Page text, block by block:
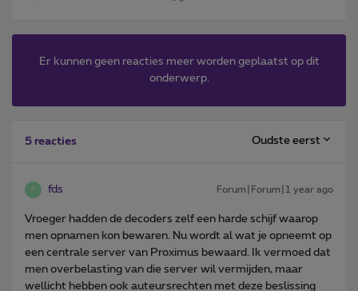
Er kunnen geen reacties meer worden geplaatst op dit
onderwerp.
5 reacties Oudste eerst
F fds Forum|Forum|1 year ago
Vroeger hadden de decoders zelf een harde schijf waarop
men opnamen kon bewaren. Nu wordt al wat je opneemt op
een centrale server van Proximus bewaard. Ik vermoed dat
men overbelasting van die server wil vermijden, maar
wellicht hebben ook auteursrechten met deze beslissing